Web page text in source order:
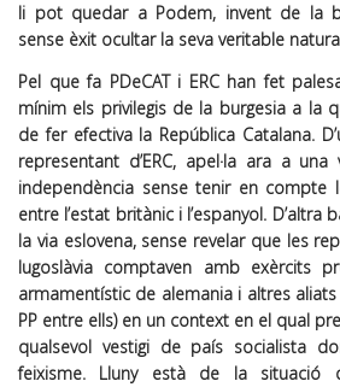
li pot quedar a Podem, invent de la
sense èxit ocultar la seva veritable
Pel que fa PDeCAT i ERC han fet
mínim els privilegis de la burgesia a la
de fer efectiva la República Catalana.
representant d’ERC, apel·la ara a
independència sense tenir en compte
entre l’estat britànic i l’espanyol. D’altra
la via eslovena, sense revelar que les
Iugoslàvia comptaven amb exèrcits
armamentístic de alemania i altres
PP entre ells) en un context en el qual
qualsevol vestigi de país socialista
feixisme. Lluny està de la situació